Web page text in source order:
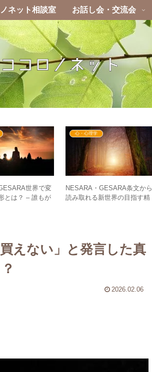
ネット相談室 お話し会・交流会
世界で変
とは？ – 誰もが
心・心理学
NESARA・GESARA条文から
読み取れる新世界の目指す精
えない」と発言した真
2026.02.06